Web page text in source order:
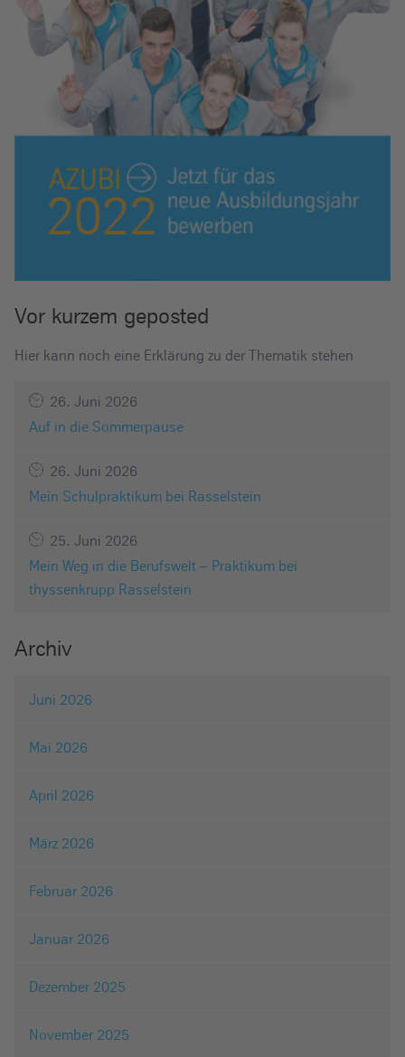
Vor kurzem geposted
Hier kann noch eine Erklärung zu der Thematik stehen
26. Juni 2026
Auf in die Sommerpause
26. Juni 2026
Mein Schulpraktikum bei Rasselstein
25. Juni 2026
Mein Weg in die Berufswelt – Praktikum bei
thyssenkrupp Rasselstein
Archiv
Juni 2026
Mai 2026
April 2026
März 2026
Februar 2026
Januar 2026
Dezember 2025
November 2025